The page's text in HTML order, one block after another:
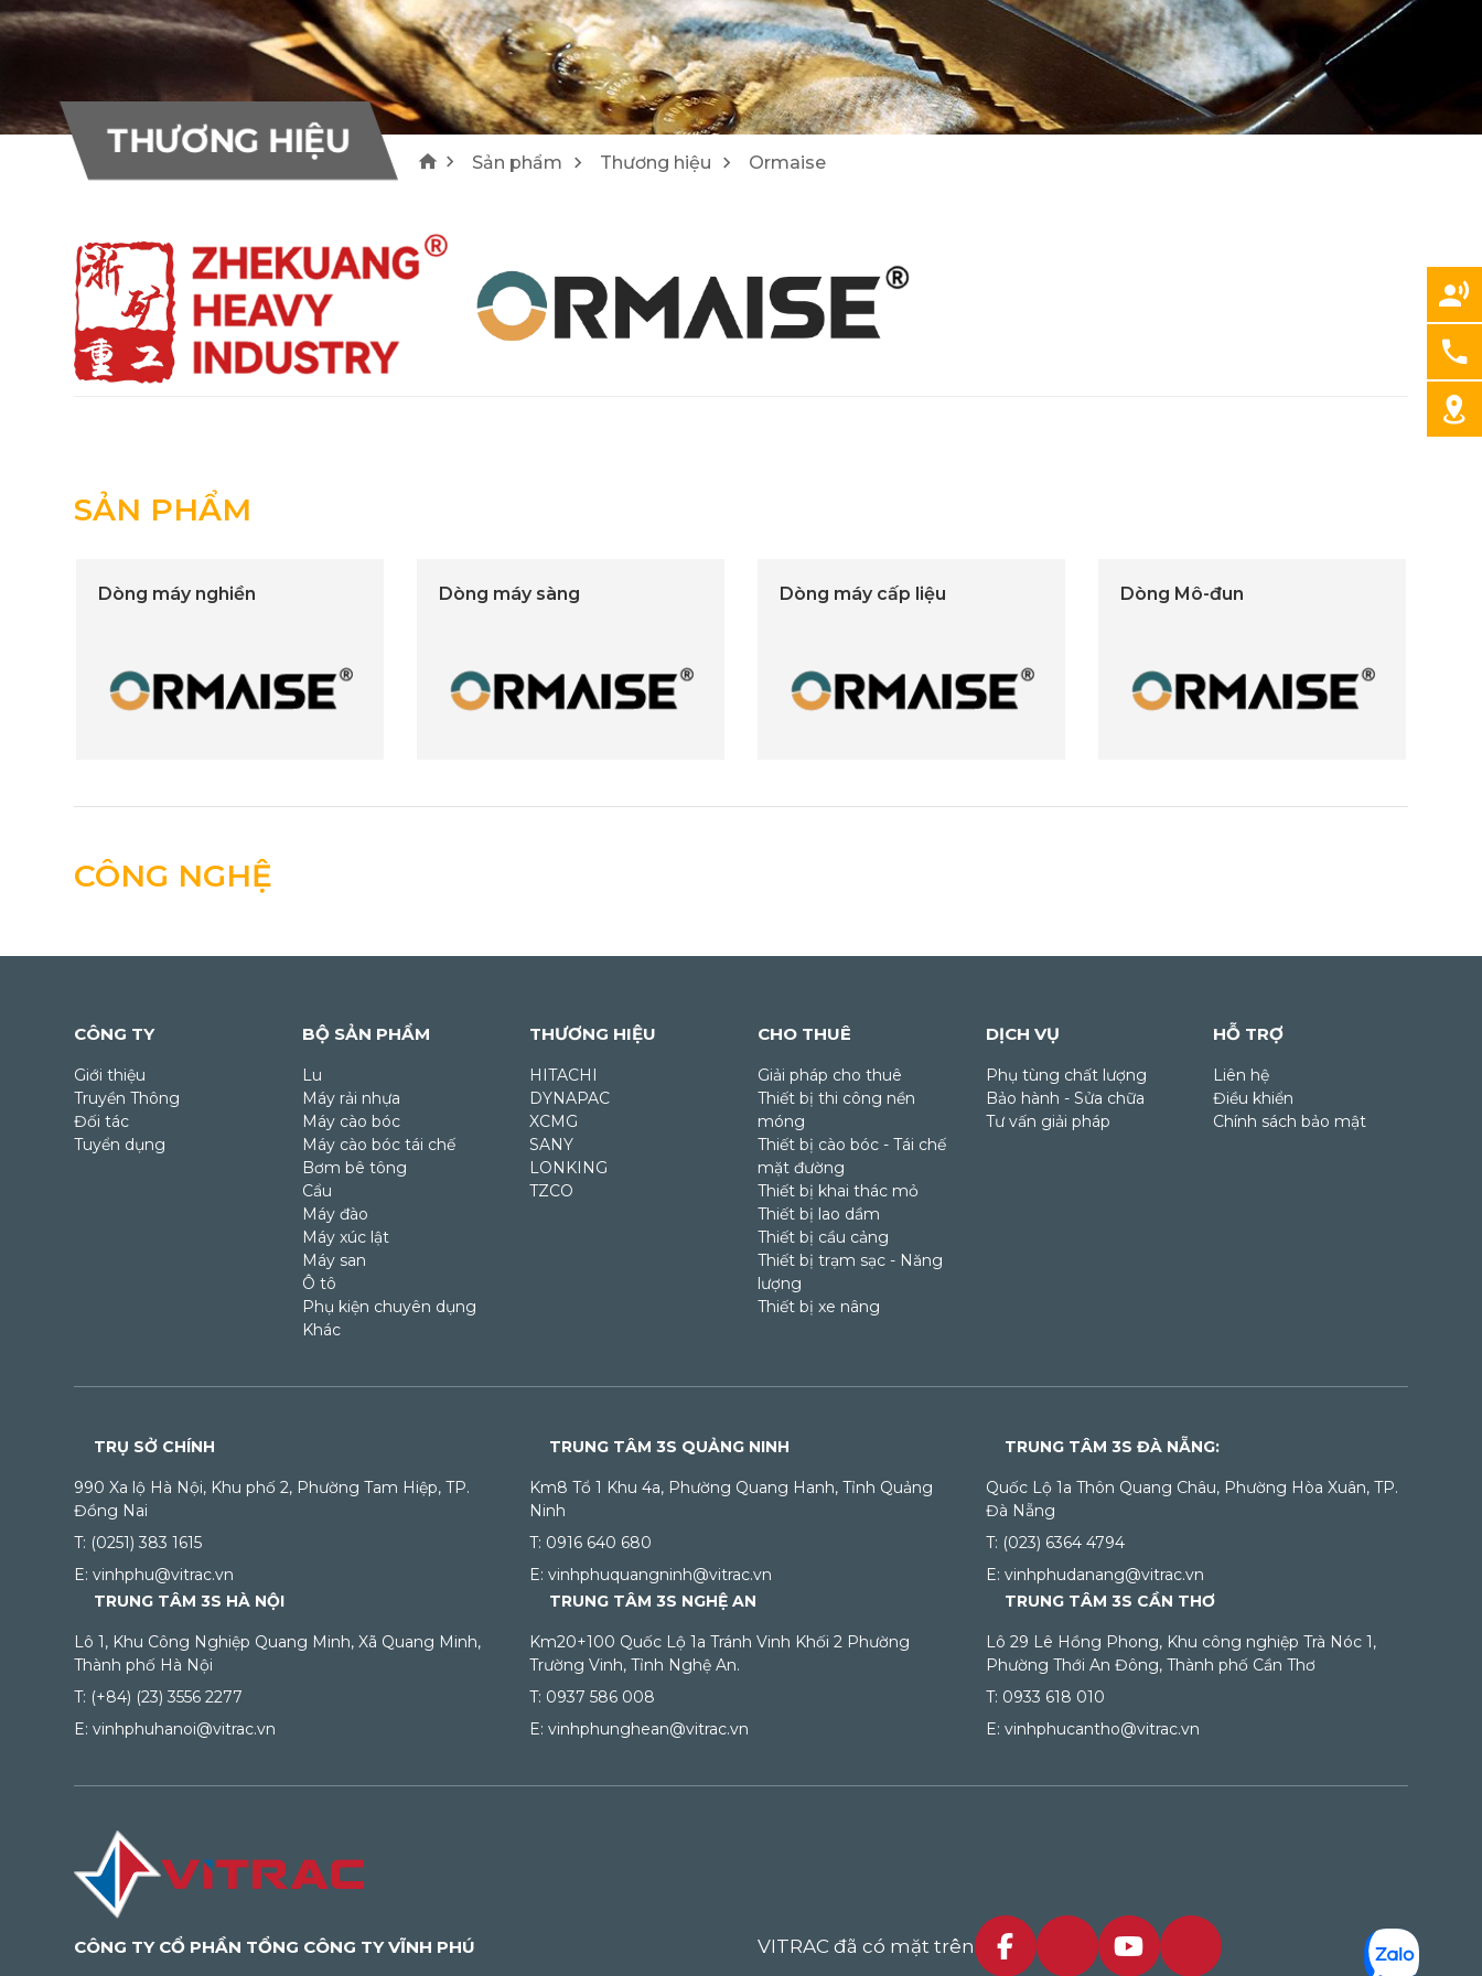
10 10 1 4 2
THƯƠNG HIỆU
55
Máy rải nhựa Voegele
22
Máy cào bóc/ Máy tái chế Wirtgen
25
Lu Hamm
21
Cẩu Tadano/ Kobelco/ DY Máy đào/ Máy xúc lật Hitachi
0
THƯƠNG HIỆU
Sản phẩm Thương hiệu Ormaise
SẢN PHẨM
Dòng máy nghiền Dòng máy sàng Dòng máy cấp liệu Dòng Mô-đun
CÔNG NGHỆ
CÔNG TY
Giới thiệu
Truyền Thông
Đối tác
Tuyển dụng
BỘ SẢN PHẨM
Lu
Máy rải nhựa
Máy cào bóc
Máy cào bóc tái chế
Bơm bê tông
Cẩu
Máy đào
Máy xúc lật
Máy san
Ô tô
Phụ kiện chuyên dụng
Khác
THƯƠNG HIỆU
HITACHI
DYNAPAC
XCMG
SANY
LONKING
TZCO
CHO THUÊ
Giải pháp cho thuê
Thiết bị thi công nền
móng
Thiết bị cào bóc - Tái chế
mặt đường
Thiết bị khai thác mỏ
Thiết bị lao dầm
Thiết bị cầu cảng
Thiết bị trạm sạc - Năng
lượng
Thiết bị xe nâng
DỊCH VỤ
Phụ tùng chất lượng
Bảo hành - Sửa chữa
Tư vấn giải pháp
HỖ TRỢ
Liên hệ
Điều khiển
Chính sách bảo mật
TRỤ SỞ CHÍNH
990 Xa lộ Hà Nội, Khu phố 2, Phường Tam Hiệp, TP.
Đồng Nai
T: (0251) 383 1615
E: vinhphu@vitrac.vn
TRUNG TÂM 3S QUẢNG NINH
Km8 Tổ 1 Khu 4a, Phường Quang Hanh, Tỉnh Quảng
Ninh
T: 0916 640 680
E: vinhphuquangninh@vitrac.vn
TRUNG TÂM 3S ĐÀ NẴNG:
Quốc Lộ 1a Thôn Quang Châu, Phường Hòa Xuân, TP.
Đà Nẵng
T: (023) 6364 4794
E: vinhphudanang@vitrac.vn
TRUNG TÂM 3S HÀ NỘI
Lô 1, Khu Công Nghiệp Quang Minh, Xã Quang Minh,
Thành phố Hà Nội
T: (+84) (23) 3556 2277
E: vinhphuhanoi@vitrac.vn
TRUNG TÂM 3S NGHỆ AN
Km20+100 Quốc Lộ 1a Tránh Vinh Khối 2 Phường
Trường Vinh, Tỉnh Nghệ An.
T: 0937 586 008
E: vinhphunghean@vitrac.vn
TRUNG TÂM 3S CẦN THƠ
Lô 29 Lê Hồng Phong, Khu công nghiệp Trà Nóc 1,
Phường Thới An Đông, Thành phố Cần Thơ
T: 0933 618 010
E: vinhphucantho@vitrac.vn
CÔNG TY CỔ PHẦN TỔNG CÔNG TY VĨNH PHÚ VITRAC đã có mặt trên